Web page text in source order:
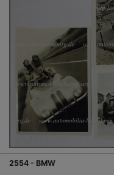
2554 - BMW